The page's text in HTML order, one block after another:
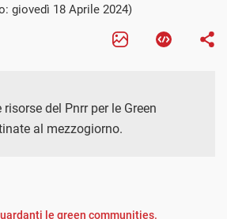
giovedì 18 Aprile 2024)
risorse del Pnrr per le Green
al mezzogiorno.
le green communities.